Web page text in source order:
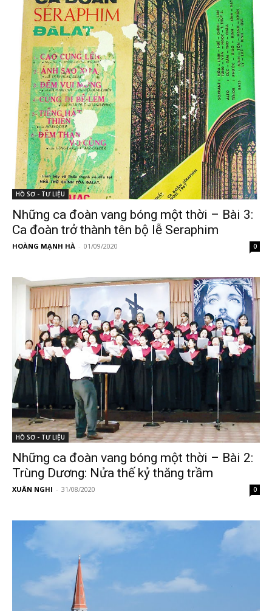
HỒ SƠ - TƯ LIỆU
Những ca đoàn vang bóng một thời – Bài 3:
Ca đoàn trở thành tên bộ lễ Seraphim
HOÀNG MẠNH HÀ - 01/09/2020 0
HỒ SƠ - TƯ LIỆU
Những ca đoàn vang bóng một thời – Bài 2:
Trùng Dương: Nửa thế kỷ thăng trầm
XUÂN NGHI - 31/08/2020 0